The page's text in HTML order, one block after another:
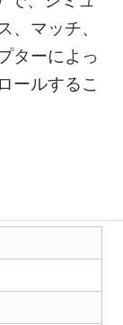
、マッチ、
ターによっ
ールするこ